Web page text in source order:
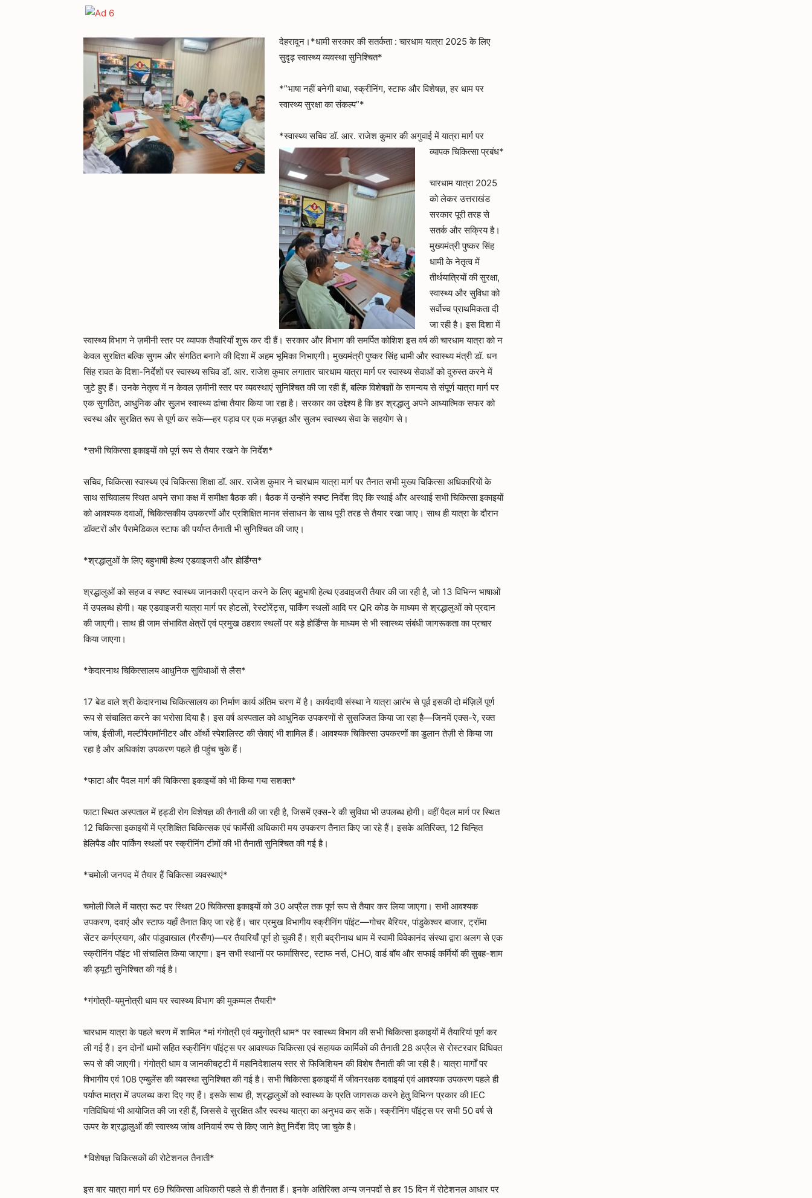
देहरादून।*धामी सरकार की सतर्कता : चारधाम यात्रा 2025 के लिए
सुदृढ़ स्वास्थ्य व्यवस्था सुनिश्चित*
*”भाषा नहीं बनेगी बाधा, स्क्रीनिंग, स्टाफ और विशेषज्ञ, हर धाम पर
स्वास्थ्य सुरक्षा का संकल्प”*
*स्वास्थ्य सचिव डॉ. आर. राजेश कुमार की अगुवाई में यात्रा मार्ग पर
व्यापक चिकित्सा प्रबंध*
चारधाम यात्रा 2025
को लेकर उत्तराखंड
सरकार पूरी तरह से
सतर्क और सक्रिय है।
मुख्यमंत्री पुष्कर सिंह
धामी के नेतृत्व में
तीर्थयात्रियों की सुरक्षा,
स्वास्थ्य और सुविधा को
सर्वोच्च प्राथमिकता दी
जा रही है। इस दिशा में
स्वास्थ्य विभाग ने ज़मीनी स्तर पर व्यापक तैयारियाँ शुरू कर दी हैं। सरकार और विभाग की समर्पित कोशिश इस वर्ष की चारधाम यात्रा को न
केवल सुरक्षित बल्कि सुगम और संगठित बनाने की दिशा में अहम भूमिका निभाएगी। मुख्यमंत्री पुष्कर सिंह धामी और स्वास्थ्य मंत्री डॉ. धन
सिंह रावत के दिशा-निर्देशों पर स्वास्थ्य सचिव डॉ. आर. राजेश कुमार लगातार चारधाम यात्रा मार्ग पर स्वास्थ्य सेवाओं को दुरुस्त करने में
जुटे हुए हैं। उनके नेतृत्व में न केवल ज़मीनी स्तर पर व्यवस्थाएं सुनिश्चित की जा रही हैं, बल्कि विशेषज्ञों के समन्वय से संपूर्ण यात्रा मार्ग पर
एक सुगठित, आधुनिक और सुलभ स्वास्थ्य ढांचा तैयार किया जा रहा है। सरकार का उद्देश्य है कि हर श्रद्धालु अपने आध्यात्मिक सफर को
स्वस्थ और सुरक्षित रूप से पूर्ण कर सके—हर पड़ाव पर एक मज़बूत और सुलभ स्वास्थ्य सेवा के सहयोग से।
*सभी चिकित्सा इकाइयों को पूर्ण रूप से तैयार रखने के निर्देश*
सचिव, चिकित्सा स्वास्थ्य एवं चिकित्सा शिक्षा डॉ. आर. राजेश कुमार ने चारधाम यात्रा मार्ग पर तैनात सभी मुख्य चिकित्सा अधिकारियों के
साथ सचिवालय स्थित अपने सभा कक्ष में समीक्षा बैठक की। बैठक में उन्होंने स्पष्ट निर्देश दिए कि स्थाई और अस्थाई सभी चिकित्सा इकाइयों
को आवश्यक दवाओं, चिकित्सकीय उपकरणों और प्रशिक्षित मानव संसाधन के साथ पूरी तरह से तैयार रखा जाए। साथ ही यात्रा के दौरान
डॉक्टरों और पैरामेडिकल स्टाफ की पर्याप्त तैनाती भी सुनिश्चित की जाए।
*श्रद्धालुओं के लिए बहुभाषी हेल्थ एडवाइजरी और होर्डिंग्स*
श्रद्धालुओं को सहज व स्पष्ट स्वास्थ्य जानकारी प्रदान करने के लिए बहुभाषी हेल्थ एडवाइजरी तैयार की जा रही है, जो 13 विभिन्न भाषाओं
में उपलब्ध होगी। यह एडवाइजरी यात्रा मार्ग पर होटलों, रेस्टोरेंट्स, पार्किंग स्थलों आदि पर QR कोड के माध्यम से श्रद्धालुओं को प्रदान
की जाएगी। साथ ही जाम संभावित क्षेत्रों एवं प्रमुख ठहराव स्थलों पर बड़े होर्डिंग्स के माध्यम से भी स्वास्थ्य संबंधी जागरूकता का प्रचार
किया जाएगा।
*केदारनाथ चिकित्सालय आधुनिक सुविधाओं से लैस*
17 बेड वाले श्री केदारनाथ चिकित्सालय का निर्माण कार्य अंतिम चरण में है। कार्यदायी संस्था ने यात्रा आरंभ से पूर्व इसकी दो मंज़िलें पूर्ण
रूप से संचालित करने का भरोसा दिया है। इस वर्ष अस्पताल को आधुनिक उपकरणों से सुसज्जित किया जा रहा है—जिनमें एक्स-रे, रक्त
जांच, ईसीजी, मल्टीपैरामॉनीटर और ऑर्थो स्पेशलिस्ट की सेवाएं भी शामिल हैं। आवश्यक चिकित्सा उपकरणों का डुलान तेज़ी से किया जा
रहा है और अधिकांश उपकरण पहले ही पहुंच चुके हैं।
*फाटा और पैदल मार्ग की चिकित्सा इकाइयों को भी किया गया सशक्त*
फाटा स्थित अस्पताल में हड्डी रोग विशेषज्ञ की तैनाती की जा रही है, जिसमें एक्स-रे की सुविधा भी उपलब्ध होगी। वहीं पैदल मार्ग पर स्थित
12 चिकित्सा इकाइयों में प्रशिक्षित चिकित्सक एवं फार्मेसी अधिकारी मय उपकरण तैनात किए जा रहे हैं। इसके अतिरिक्त, 12 चिन्हित
हेलिपैड और पार्किंग स्थलों पर स्क्रीनिंग टीमों की भी तैनाती सुनिश्चित की गई है।
*चमोली जनपद में तैयार हैं चिकित्सा व्यवस्थाएं*
चमोली जिले में यात्रा रूट पर स्थित 20 चिकित्सा इकाइयों को 30 अप्रैल तक पूर्ण रूप से तैयार कर लिया जाएगा। सभी आवश्यक
उपकरण, दवाएं और स्टाफ यहाँ तैनात किए जा रहे हैं। चार प्रमुख विभागीय स्क्रीनिंग पॉइंट—गोचर बैरियर, पांडुकेश्वर बाजार, ट्रॉमा
सेंटर कर्णप्रयाग, और पांडुवाखाल (गैरसैंण)—पर तैयारियाँ पूर्ण हो चुकी हैं। श्री बद्रीनाथ धाम में स्वामी विवेकानंद संस्था द्वारा अलग से एक
स्क्रीनिंग पॉइंट भी संचालित किया जाएगा। इन सभी स्थानों पर फार्मासिस्ट, स्टाफ नर्स, CHO, वार्ड बॉय और सफाई कर्मियों की सुबह-शाम
की ड्यूटी सुनिश्चित की गई है।
*गंगोत्री-यमुनोत्री धाम पर स्वास्थ्य विभाग की मुकम्मल तैयारी*
चारधाम यात्रा के पहले चरण में शामिल *मां गंगोत्री एवं यमुनोत्री धाम* पर स्वास्थ्य विभाग की सभी चिकित्सा इकाइयों में तैयारियां पूर्ण कर
ली गई हैं। इन दोनों धामों सहित स्क्रीनिंग पॉइंट्स पर आवश्यक चिकित्सा एवं सहायक कार्मिकों की तैनाती 28 अप्रैल से रोस्टरवार विधिवत
रूप से की जाएगी। गंगोत्री धाम व जानकीचट्टी में महानिदेशालय स्तर से फिजिशियन की विशेष तैनाती की जा रही है। यात्रा मार्गों पर
विभागीय एवं 108 एम्बुलेंस की व्यवस्था सुनिश्चित की गई है। सभी चिकित्सा इकाइयों में जीवनरक्षक दवाइयां एवं आवश्यक उपकरण पहले ही
पर्याप्त मात्रा में उपलब्ध करा दिए गए हैं। इसके साथ ही, श्रद्धालुओं को स्वास्थ्य के प्रति जागरूक करने हेतु विभिन्न प्रकार की IEC
गतिविधियां भी आयोजित की जा रही हैं, जिससे वे सुरक्षित और स्वस्थ यात्रा का अनुभव कर सकें। स्क्रीनिंग पॉइंट्स पर सभी 50 वर्ष से
ऊपर के श्रद्धालुओं की स्वास्थ्य जांच अनिवार्य रुप से किए जाने हेतु निर्देश दिए जा चुके है।
*विशेषज्ञ चिकित्सकों की रोटेशनल तैनाती*
इस बार यात्रा मार्ग पर 69 चिकित्सा अधिकारी पहले से ही तैनात हैं। इनके अतिरिक्त अन्य जनपदों से हर 15 दिन में रोटेशनल आधार पर